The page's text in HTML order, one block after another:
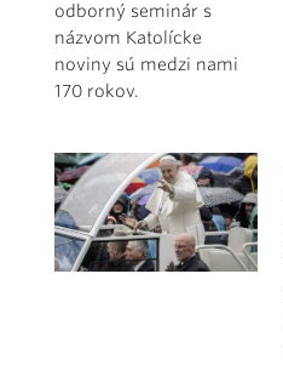
odborný seminár s
názvom Katolícke
noviny sú medzi nami
170 rokov.